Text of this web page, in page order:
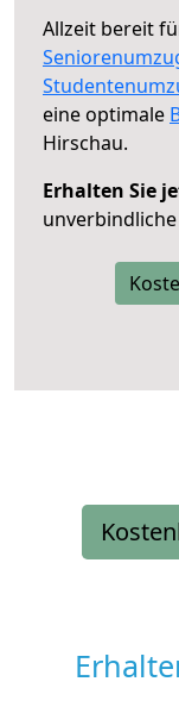
Allzeit bereit
eine optimale
Hirschau.
Erhalten Sie